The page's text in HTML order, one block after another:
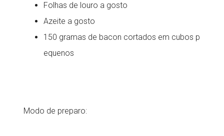
Folhas de louro a gosto
Azeite a gosto
150 gramas de bacon cortados em cubos p
equenos
Modo de preparo: